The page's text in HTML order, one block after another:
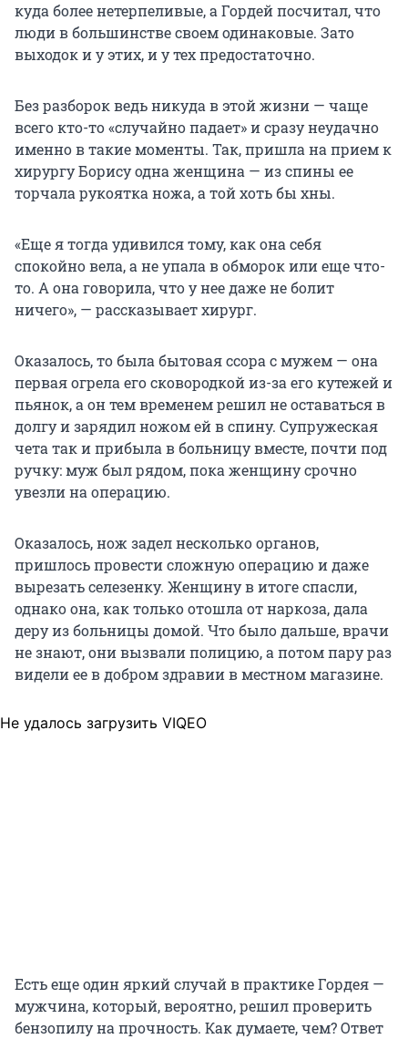
куда более нетерпеливые, а Гордей посчитал, что
люди в большинстве своем одинаковые. Зато
выходок и у этих, и у тех предостаточно.
Без разборок ведь никуда в этой жизни — чаще
всего кто-то «случайно падает» и сразу неудачно
именно в такие моменты. Так, пришла на прием к
хирургу Борису одна женщина — из спины ее
торчала рукоятка ножа, а той хоть бы хны.
«Еще я тогда удивился тому, как она себя
спокойно вела, а не упала в обморок или еще что-
то. А она говорила, что у нее даже не болит
ничего», — рассказывает хирург.
Оказалось, то была бытовая ссора с мужем — она
первая огрела его сковородкой из-за его кутежей и
пьянок, а он тем временем решил не оставаться в
долгу и зарядил ножом ей в спину. Супружеская
чета так и прибыла в больницу вместе, почти под
ручку: муж был рядом, пока женщину срочно
увезли на операцию.
Оказалось, нож задел несколько органов,
пришлось провести сложную операцию и даже
вырезать селезенку. Женщину в итоге спасли,
однако она, как только отошла от наркоза, дала
деру из больницы домой. Что было дальше, врачи
не знают, они вызвали полицию, а потом пару раз
видели ее в добром здравии в местном магазине.
Не удалось загрузить VIQEO
Есть еще один яркий случай в практике Гордея —
мужчина, который, вероятно, решил проверить
бензопилу на прочность. Как думаете, чем? Ответ